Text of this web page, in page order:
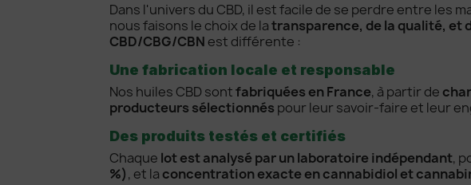
Dans l'univers du CBD, il est facile de se perdre entre les
nous faisons le choix de latransparence, de la qualité, et
CBD/CBG/CBN est différente :
Une fabrication locale et responsable
Nos huiles CBD sontfabriquées en France, à partir de
producteurs sélectionnés pour leur savoir-faire et leur
Des produits testés et certifiés
Chaque lot est analysé par un laboratoire indépendant,
%), et la concentration exacte en cannabidiol et